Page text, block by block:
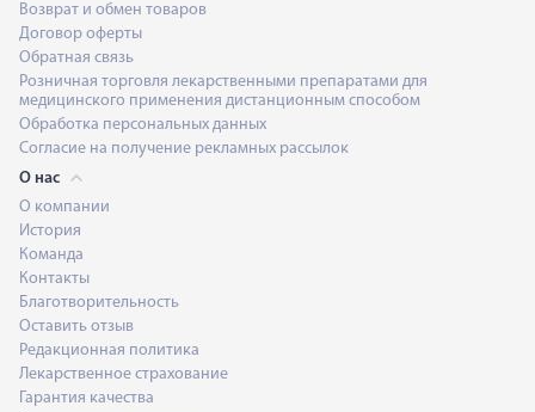
Возврат и обмен товаров
Договор оферты
Обратная связь
Розничная торговля лекарственными препаратами для
медицинского применения дистанционным способом
Обработка персональных данных
Согласие на получение рекламных рассылок
О нас
О компании
История
Команда
Контакты
Благотворительность
Оставить отзыв
Редакционная политика
Лекарственное страхование
Гарантия качества